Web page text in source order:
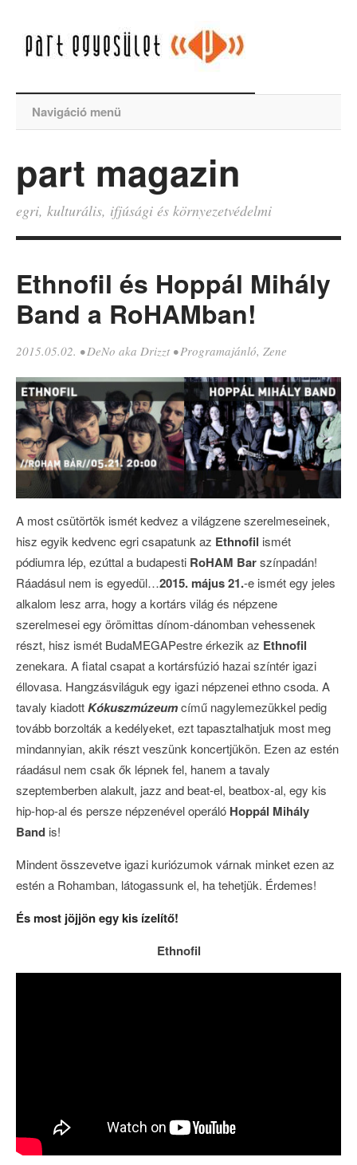
Navigáció menü
part magazin
egri, kulturális, ifjúsági és környezetvédelmi
Ethnofil és Hoppál Mihály
Band a RoHAMban!
2015.05.02. •DeNo aka Drizzt •Programajánló, Zene
A most csütörtök ismét kedvez a világzene szerelmeseinek,
hisz egyik kedvenc egri csapatunk az Ethnofil ismét
pódiumra lép, ezúttal a budapesti RoHAM Barszínpadán!
Ráadásul nem is egyedül…2015. május 21.-e ismét egy jeles
alkalom lesz arra, hogy a kortárs világ és népzene
szerelmesei egy örömittas dínom-dánomban vehessenek
részt, hisz ismét BudaMEGAPestre érkezik az Ethnofil
zenekara. A fiatal csapat a kortársfúzió hazai színtér igazi
éllovasa. Hangzásviláguk egy igazi népzenei ethno csoda. A
tavaly kiadottKókuszmúzeumcímű nagylemezükkel pedig
tovább borzolták a kedélyeket, ezt tapasztalhatjuk most meg
mindannyian, akik részt veszünk koncertjükön. Ezen az estén
ráadásul nem csak ők lépnek fel, hanem a tavaly
szeptemberben alakult, jazz and beat-el, beatbox-al, egy kis
hip-hop-al és persze népzenével operáló Hoppál Mihály
Band is!
Mindent összevetve igazi kuriózumok várnak minket ezen az
estén a Rohamban, látogassunk el, ha tehetjük. Érdemes!
És most jöjjön egy kis ízelítő!
Ethnofil